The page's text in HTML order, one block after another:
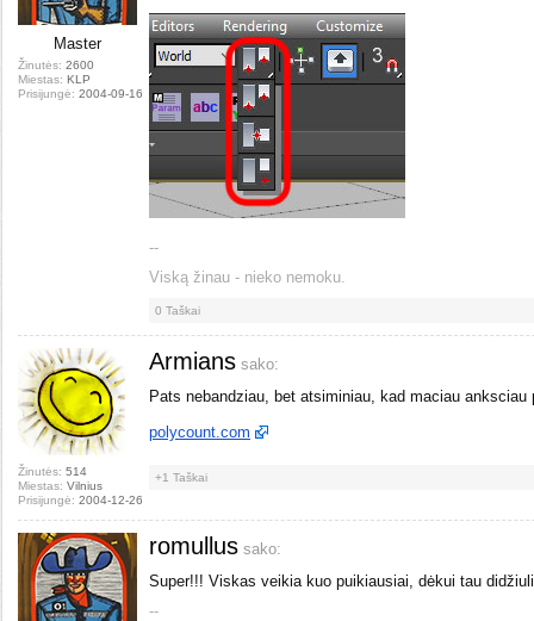
Master
Žinutės: 2600
Miestas: KLP
Prisijungė: 2004-09-16
--
Viską žinau - nieko nemoku.
0 Taškai
Žinutės: 514
Miestas: Vilnius
Prisijungė: 2004-12-26
Armians sako:
Pats nebandziau, bet atsiminiau, kad maciau
polycount.com
+1 Taškai
romullus sako:
Super!!! Viskas veikia kuo puikiausiai, dėkui tau
--